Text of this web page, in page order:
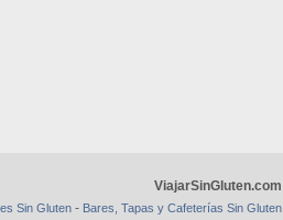
ViajarSinGluten.com
Sin Gluten - Bares, Tapas y Cafeterías Sin Gluten